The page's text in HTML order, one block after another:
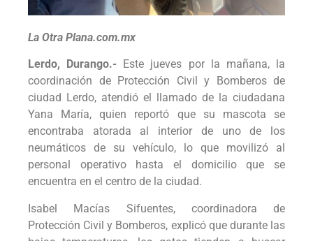
La Otra Plana.com.mx
Lerdo, Durango.- Este jueves por la mañana, la
coordinación de Protección Civil y Bomberos de
ciudad Lerdo, atendió el llamado de la ciudadana
Yana María, quien reportó que su mascota se
encontraba atorada al interior de uno de los
neumáticos de su vehículo, lo que movilizó al
personal operativo hasta el domicilio que se
encuentra en el centro de la ciudad.
Isabel Macías Sifuentes, coordinadora de
Protección Civil y Bomberos, explicó que durante las